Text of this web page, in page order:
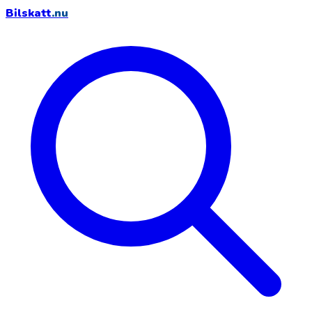
Bilskatt.nu